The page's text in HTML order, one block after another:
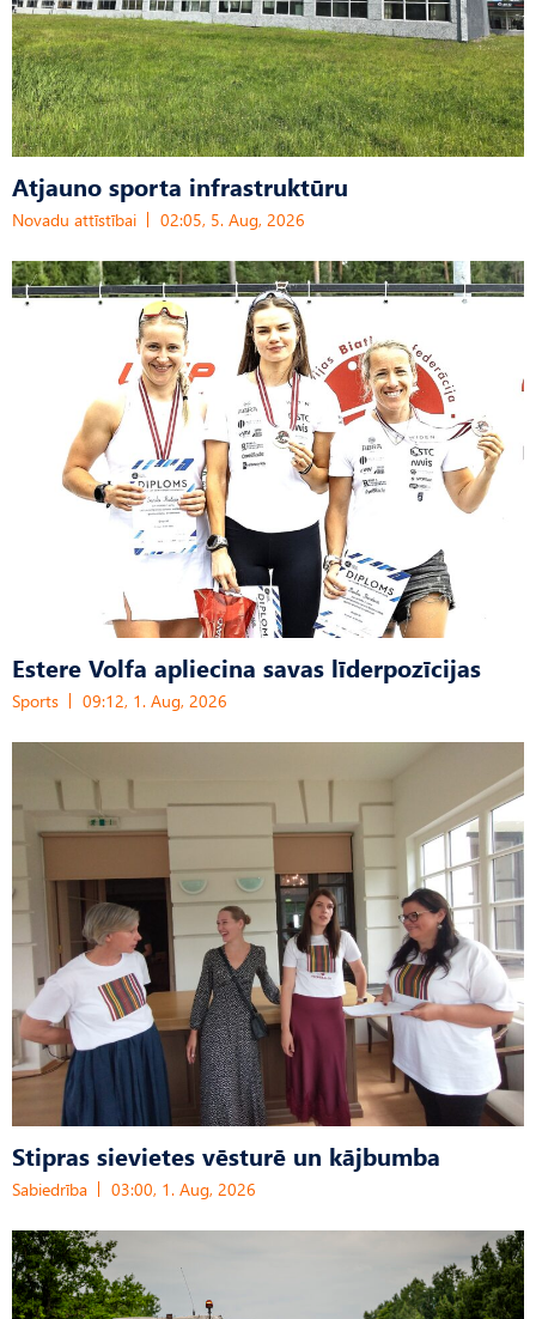
Atjauno sporta infrastruktūru
Novadu attīstībai 02:05, 5. Aug, 2026
Estere Volfa apliecina savas līderpozīcijas
Sports 09:12, 1. Aug, 2026
Stipras sievietes vēsturē un kājbumba
Sabiedrība 03:00, 1. Aug, 2026